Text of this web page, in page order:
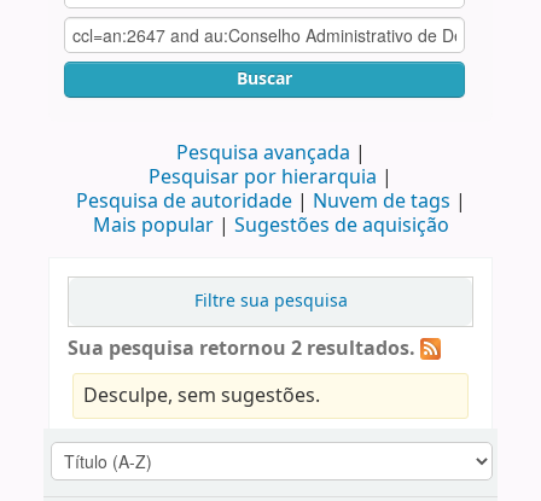
Buscar
Pesquisa avançada
Pesquisar por hierarquia
Pesquisa de autoridade
Nuvem de tags
Mais popular
Sugestões de aquisição
Filtre sua pesquisa
Sua pesquisa retornou 2 resultados.
Desculpe, sem sugestões.